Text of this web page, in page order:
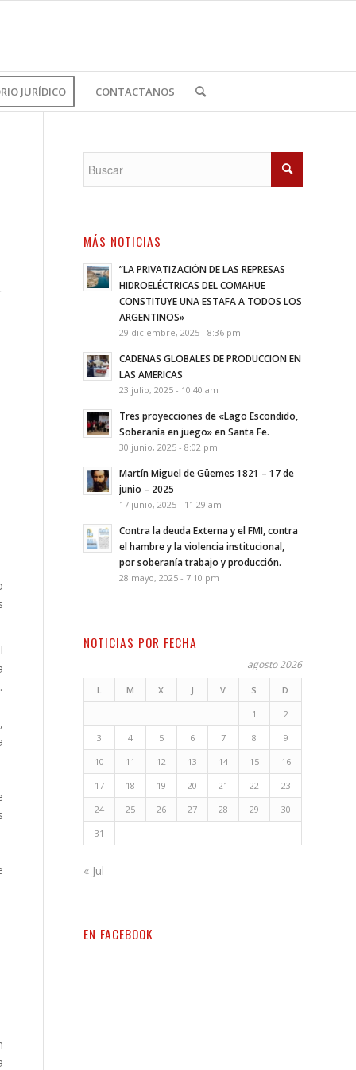
JURÍDICO CONTACTANOS
MÁS NOTICIAS
”LA PRIVATIZACIÓN DE LAS REPRESAS
HIDROELÉCTRICAS DEL COMAHUE
CONSTITUYE UNA ESTAFA A TODOS LOS
ARGENTINOS»
29 diciembre, 2025 - 8:36 pm
CADENAS GLOBALES DE PRODUCCION EN
LAS AMERICAS
23 julio, 2025 - 10:40 am
Tres proyecciones de «Lago Escondido,
Soberanía en juego» en Santa Fe.
30 junio, 2025 - 8:02 pm
Martín Miguel de Güemes 1821 – 17 de
junio – 2025
17 junio, 2025 - 11:29 am
Contra la deuda Externa y el FMI, contra
el hambre y la violencia institucional,
por soberanía trabajo y producción.
28 mayo, 2025 - 7:10 pm
NOTICIAS POR FECHA
agosto 2026
L M X J V S
D
1
2
3
4 5 6 7 8
9
10
11 12 13 14 15
16
17
18 19 20 21 22
23
24
25 26 27 28 29
30
31
« Jul
EN FACEBOOK